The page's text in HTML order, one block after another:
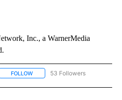
Inc., a WarnerMedia
FOLLOW FOLLOW "NEWS" TO RECEIVE
53 Followers